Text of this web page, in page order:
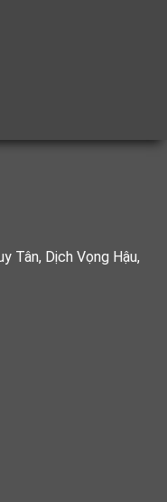
Tân, Dịch Vọng Hậu,